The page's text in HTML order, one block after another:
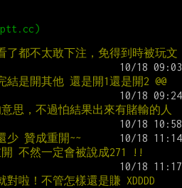
了都不太敢下注，免得到時被玩文
是開其他 還是開1還是開2 @@
思，不過怕結果出來有賭輸的人
少 贊成重開~~
不然一定會被說成271 !!
啦！不管怎樣還是賺 XDDDD